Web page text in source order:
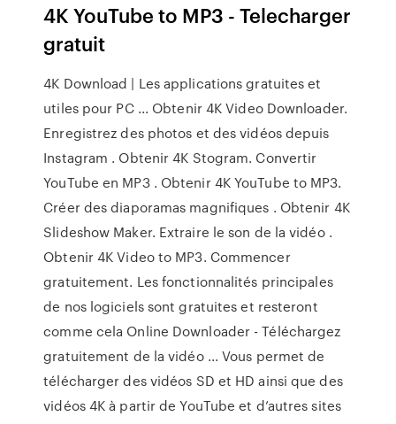
4K YouTube to MP3 - Telecharger
gratuit
4K Download | Les applications gratuites et
utiles pour PC ... Obtenir 4K Video Downloader.
Enregistrez des photos et des vidéos depuis
Instagram . Obtenir 4K Stogram. Convertir
YouTube en MP3 . Obtenir 4K YouTube to MP3.
Créer des diaporamas magnifiques . Obtenir 4K
Slideshow Maker. Extraire le son de la vidéo .
Obtenir 4K Video to MP3. Commencer
gratuitement. Les fonctionnalités principales
de nos logiciels sont gratuites et resteront
comme cela Online Downloader - Téléchargez
gratuitement de la vidéo ... Vous permet de
télécharger des vidéos SD et HD ainsi que des
vidéos 4K à partir de YouTube et d’autres sites